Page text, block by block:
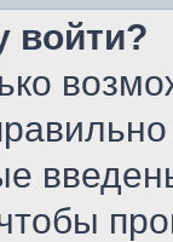
войти?